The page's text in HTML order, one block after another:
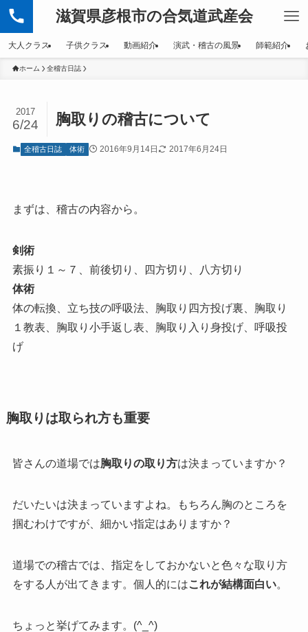
滋賀県彦根市の合気道武産会
大人クラス 子供クラス 動画紹介 演武・稽古の風景 師範紹介
ホーム 全稽古日誌
胸取りの稽古について
2017
6/24
全稽古日誌 体術 2016年9月14日 2017年6月24日
まずは、稽古の内容から。
剣術
素振り１～７、前後切り、四方切り、八方切り
体術
体の転換、立ち技の呼吸法、胸取り四方投げ裏、胸取り
１教表、胸取り小手返し表、胸取り入り身投げ、呼吸投
げ
胸取りは取られ方も重要
皆さんの道場では胸取りの取り方は決まっていますか？
だいたいは決まっていますよね。もちろん胸のところを
掴むわけですが、細かい指定はありますか？
道場での稽古では、指定をしておかないと色々な取り方
をする人が出てきます。個人的にはこれが結構面白い。
ちょっと挙げてみます。(^_^)